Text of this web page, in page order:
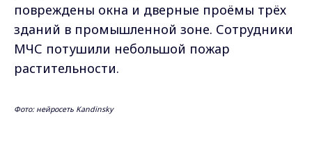
повреждены окна и дверные проёмы трёх
зданий в промышленной зоне. Сотрудники
МЧС потушили небольшой пожар
растительности.
Фото: нейросеть Kandinsky